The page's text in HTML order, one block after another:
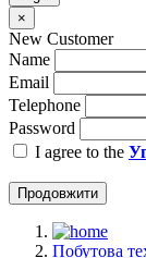
×
New Customer
Name
Email
Telephone
Password
I agree to the
Продовжити
Побутова